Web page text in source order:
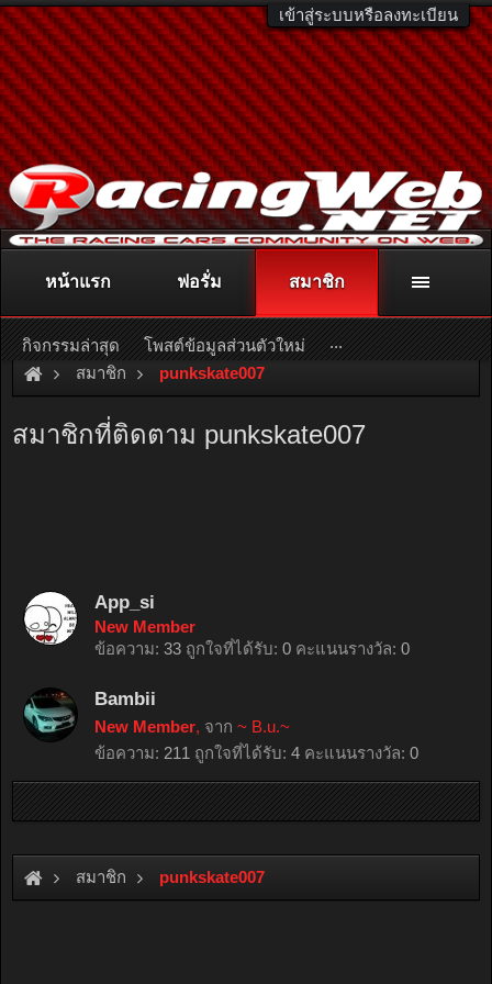
เข้าสู่ระบบหรือลงทะเบียน
ติดต่อลงโฆษณา racingweb@gmail.comหรือโทร. 081-811-1138
หรืออ่านรายละเอียดเพิ่มเติม คลิกที่นี่
สมาชิก punkskate007
สมาชิกที่ติดตาม punkskate007
App_si
New Member
ข้อความ: 33 ถูกใจที่ได้รับ: 0 คะแนนรางวัล: 0
Bambii
New Member, จาก ~ B.u.~
ข้อความ: 211 ถูกใจที่ได้รับ: 4 คะแนนรางวัล: 0
สมาชิก punkskate007
หน้าแรก ฟอรั่ม สมาชิก
กิจกรรมล่าสุด โพสต์ข้อมูลส่วนตัวใหม่ ...